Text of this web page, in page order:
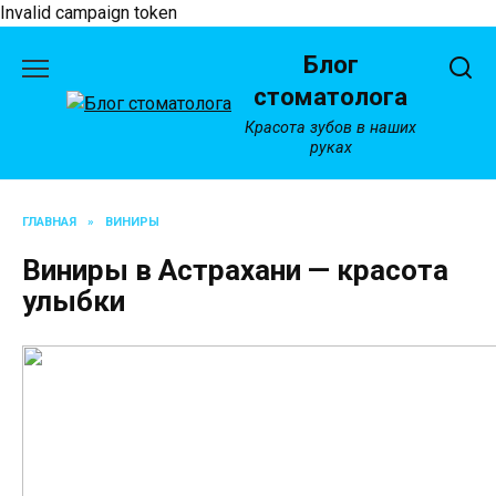
Invalid campaign token
содержанию
Блог
стоматолога
Красота зубов в наших
руках
ГЛАВНАЯ » ВИНИРЫ
Виниры в Астрахани — красота
улыбки